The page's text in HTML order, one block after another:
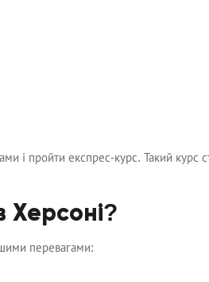
і пройти експрес-курс. Такий курс
перевагами: